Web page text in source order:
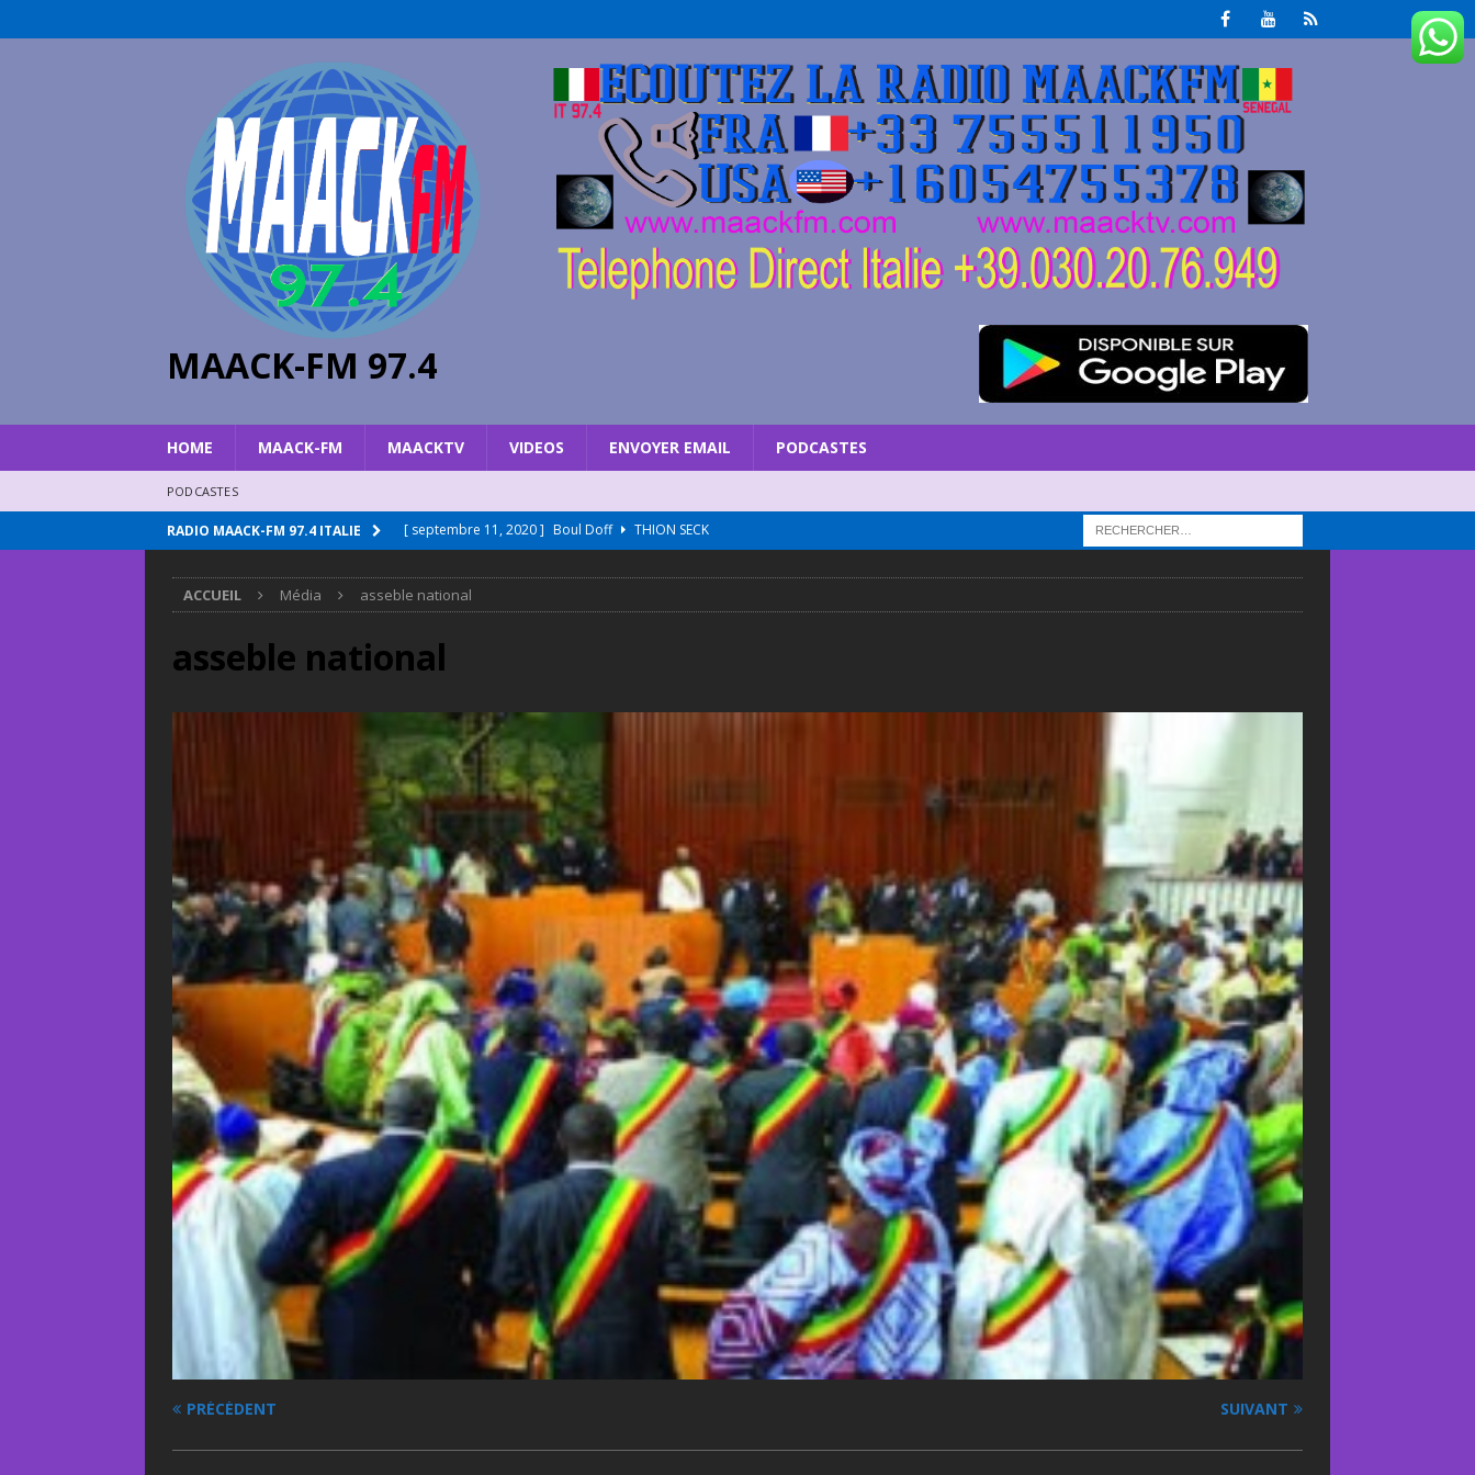
MAACK-FM 97.4
HOME MAACK-FM MAACKTV VIDEOS ENVOYER EMAIL PODCASTES
PODCASTES
RADIO MAACK-FM 97.4 ITALIE [ septembre 11, 2020 ] Boul Doff
THION SECK
[ septembre 11, 2020 ]
[ septembre 11, 2020 ]
[ février 22, 2020 ] Dieuf Dieul – Aw Sa Yoon
SELECTIONS
[ février 22, 2020 ]
Cheikh Lo – Bambay Gueej
[ février 22, 2020 ] BAABA MAAL – The Traveller
[ février 22, 2020 ]
BAABA MAAL
[ septembre 11, 2020 ]
Collection THION SECK
ACCUEIL Média asseble national
asseble national
PRÉCÉDENT SUIVANT